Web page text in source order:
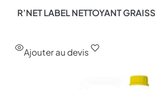
R’NET LABEL NETTOYANT
Ajouter au devis